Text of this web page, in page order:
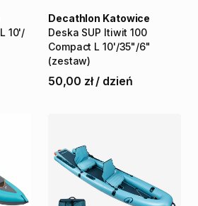
L 10'​/​
Deska SUP Itiwit 100
Compact L 10'​/​35"​/​6"
(zestaw)
Decathlon Katowice
50,00 zł / dzień